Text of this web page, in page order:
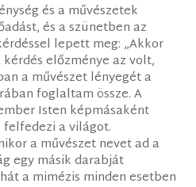
és a művészetek
és a szünetben az
lepett meg: „Akkor
kérdés előzménye az volt,
a művészet lényegét a
foglaltam össze. A
Isten képmásaként
a világot.
a művészet nevet ad a
egy másik darabját
a mimézis minden esetben